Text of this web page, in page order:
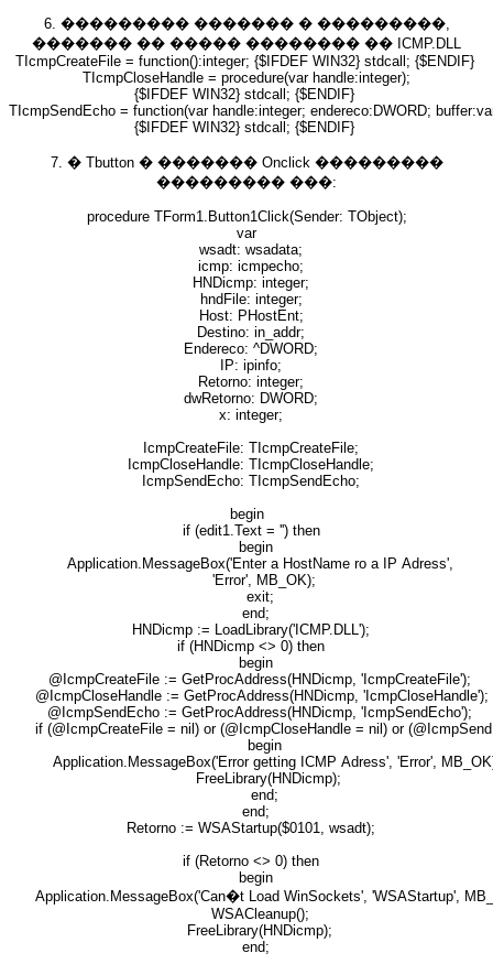
6. ��������� ������� � ���������,
������� �� ����� �������� �� ICMP.DLL
TIcmpCreateFile = function():integer; {$IFDEF WIN32} stdcall; {$ENDIF}
TIcmpCloseHandle = procedure(var handle:integer);
{$IFDEF WIN32} stdcall; {$ENDIF}
TIcmpSendEcho = function(var handle:integer; endereco:DWORD;
{$IFDEF WIN32} stdcall; {$ENDIF}
7. � Tbutton � ������� Onclick ���������
��������� ���:
procedure TForm1.Button1Click(Sender: TObject);
var
wsadt: wsadata;
icmp: icmpecho;
HNDicmp: integer;
hndFile: integer;
Host: PHostEnt;
Destino: in_addr;
Endereco: ^DWORD;
IP: ipinfo;
Retorno: integer;
dwRetorno: DWORD;
x: integer;
IcmpCreateFile: TIcmpCreateFile;
IcmpCloseHandle: TIcmpCloseHandle;
IcmpSendEcho: TIcmpSendEcho;
begin
if (edit1.Text = '') then
begin
Application.MessageBox('Enter a HostName ro a IP Adress',
'Error', MB_OK);
exit;
end;
HNDicmp := LoadLibrary('ICMP.DLL');
if (HNDicmp <> 0) then
begin
@IcmpCreateFile := GetProcAddress(HNDicmp, 'IcmpCreateFile');
@IcmpCloseHandle := GetProcAddress(HNDicmp, 'IcmpCloseHandle');
@IcmpSendEcho := GetProcAddress(HNDicmp, 'IcmpSendEcho');
if (@IcmpCreateFile = nil) or (@IcmpCloseHandle = nil) or
begin
Application.MessageBox('Error getting ICMP Adress', 'Error',
FreeLibrary(HNDicmp);
end;
end;
Retorno := WSAStartup($0101, wsadt);
if (Retorno <> 0) then
begin
Application.MessageBox('Can�t Load WinSockets', 'WSAStartup',
WSACleanup();
FreeLibrary(HNDicmp);
end;